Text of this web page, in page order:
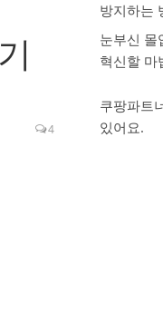
4
방지하는
눈부신 몰
혁신할 마
쿠팡파트
있어요.